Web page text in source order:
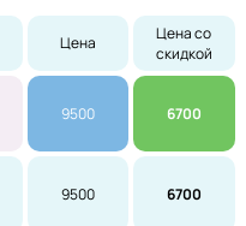
Цена
Цена со
скидкой
9500 6700
9500 6700